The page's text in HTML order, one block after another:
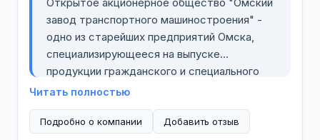
завод транспортного машиностроения" -
одно из старейших предприятий Омска,
специализирующееся на выпуске
продукции гражданского и специального
назначения.
ОАО "Омсктрансмаш" активно развивает
Читать полностью
Подробно о компании Добавить отзыв